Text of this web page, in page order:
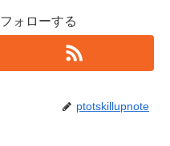
ォローする
ptotskillupnote